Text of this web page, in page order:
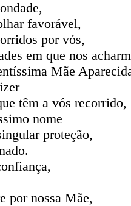
favorável,
por vós,
em que nos
Mãe
têm a vós recorrido,
nome
proteção,
por nossa Mãe,